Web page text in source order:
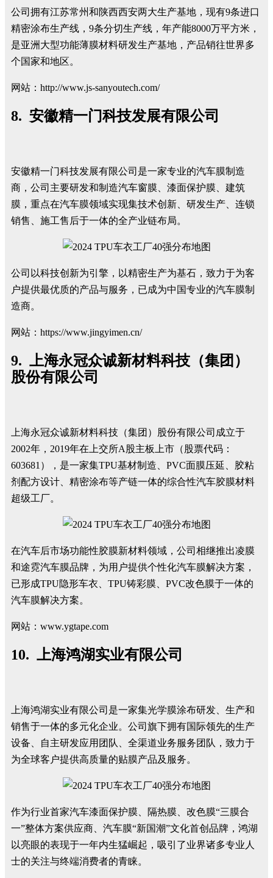
公司拥有江苏常州和陕西西安两大生产基地，现有9条进口
精密涂布生产线，9条分切生产线，年产能8000万平方米，
是亚洲大型功能薄膜材料研发生产基地，产品销往世界多
个国家和地区。
网站：http://www.js-sanyoutech.com/
8. 安徽精一门科技发展有限公司
安徽精一门科技发展有限公司是一家专业的汽车膜制造
商，公司主要研发和制造汽车窗膜、漆面保护膜、建筑
膜，重点在汽车膜领域实现集技术创新、研发生产、连锁
销售、施工售后于一体的全产业链布局。
公司以科技创新为引擎，以精密生产为基石，致力于为客
户提供最优质的产品与服务，已成为中国专业的汽车膜制
造商。
网站：https://www.jingyimen.cn/
9. 上海永冠众诚新材料科技（集团）
股份有限公司
上海永冠众诚新材料科技（集团）股份有限公司成立于
2002年，2019年在上交所A股主板上市（股票代码：
603681），是一家集TPU基材制造、PVC面膜压延、胶粘
剂配方设计、精密涂布等产链一体的综合性汽车胶膜材料
超级工厂。
在汽车后市场功能性胶膜新材料领域，公司相继推出凌膜
和途霓汽车膜品牌，为用户提供个性化汽车膜解决方案，
已形成TPU隐形车衣、TPU铸彩膜、PVC改色膜于一体的
汽车膜解决方案。
网站：www.ygtape.com
10. 上海鸿湖实业有限公司
上海鸿湖实业有限公司是一家集光学膜涂布研发、生产和
销售于一体的多元化企业。公司旗下拥有国际领先的生产
设备、自主研发应用团队、全渠道业务服务团队，致力于
为全球客户提供高质量的贴膜产品及服务。
作为行业首家汽车漆面保护膜、隔热膜、改色膜“三膜合
一”整体方案供应商、汽车膜“新国潮”文化首创品牌，鸿湖
以亮眼的表现于一年内生猛崛起，吸引了业界诸多专业人
士的关注与终端消费者的青睐。